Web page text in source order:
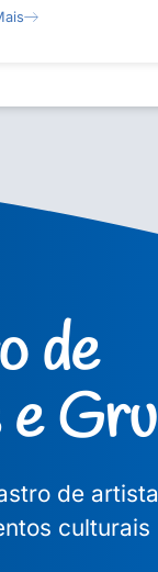
de
de
culturais